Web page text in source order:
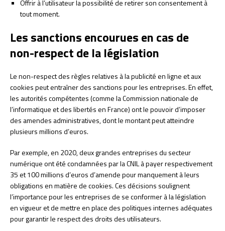
Offrir à l’utilisateur la possibilité de retirer son consentement à
tout moment.
Les sanctions encourues en cas de
non-respect de la législation
Le non-respect des règles relatives à la publicité en ligne et aux
cookies peut entraîner des sanctions pour les entreprises. En effet,
les autorités compétentes (comme la Commission nationale de
l’informatique et des libertés en France) ont le pouvoir d’imposer
des amendes administratives, dont le montant peut atteindre
plusieurs millions d’euros.
Par exemple, en 2020, deux grandes entreprises du secteur
numérique ont été condamnées par la CNIL à payer respectivement
35 et 100 millions d’euros d’amende pour manquement à leurs
obligations en matière de cookies. Ces décisions soulignent
l’importance pour les entreprises de se conformer à la législation
en vigueur et de mettre en place des politiques internes adéquates
pour garantir le respect des droits des utilisateurs.